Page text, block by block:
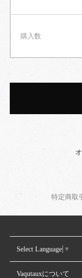
購入数
特定商取
Select Language ▼
Vaqutauxについて